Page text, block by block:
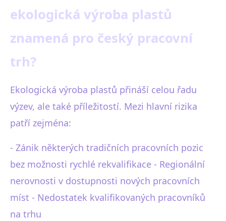
ekologická výroba plastů
znamená pro český pracovní
trh?
Ekologická výroba plastů přináší celou řadu
výzev, ale také příležitostí. Mezi hlavní rizika
patří zejména:
- Zánik některých tradičních pracovních pozic
bez možnosti rychlé rekvalifikace - Regionální
nerovnosti v dostupnosti nových pracovních
míst - Nedostatek kvalifikovaných pracovníků
na trhu